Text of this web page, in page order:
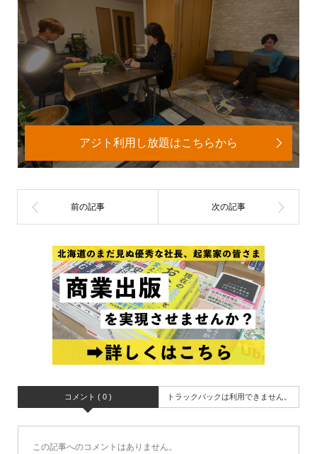
アジト利用し放題はこちらから
コメント ( 0 ) トラックバックは利用できません。
この記事へのコメントはありません。